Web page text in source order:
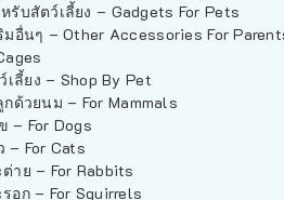
รับสัตว์เลี้ยง – Gadgets For Pets
อื่นๆ – Other Accessories For
ลี้ยง – Shop By Pet
ด้วยนม – For Mammals
– For Dogs
– For Cats
าย – For Rabbits
อก – For Squirrels